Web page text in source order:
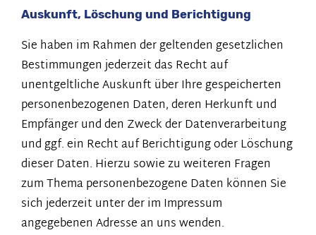
Auskunft, Löschung und Berichtigung
Sie haben im Rahmen der geltenden gesetzlichen
Bestimmungen jederzeit das Recht auf
unentgeltliche Auskunft über Ihre gespeicherten
personenbezogenen Daten, deren Herkunft und
Empfänger und den Zweck der Datenverarbeitung
und ggf. ein Recht auf Berichtigung oder Löschung
dieser Daten. Hierzu sowie zu weiteren Fragen
zum Thema personenbezogene Daten können Sie
sich jederzeit unter der im Impressum
angegebenen Adresse an uns wenden.